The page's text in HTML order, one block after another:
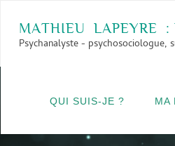
content
MATHIEU L APEYRE :
Psychanalyste - psychosociologue,
QUI SUIS-JE ? MA